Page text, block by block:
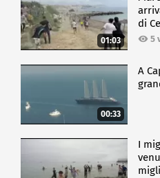
01:03
di
5
00:33
A
I